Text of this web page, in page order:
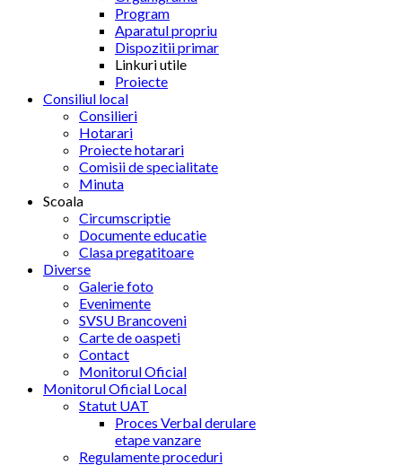
Program
Aparatul propriu
Dispozitii primar
Linkuri utile
Proiecte
Consiliul local
Consilieri
Hotarari
Proiecte hotarari
Comisii de specialitate
Minuta
Scoala
Circumscriptie
Documente educatie
Clasa pregatitoare
Diverse
Galerie foto
Evenimente
SVSU Brancoveni
Carte de oaspeti
Contact
Monitorul Oficial
Monitorul Oficial Local
Statut UAT
Proces Verbal derulare
etape vanzare
Regulamente proceduri